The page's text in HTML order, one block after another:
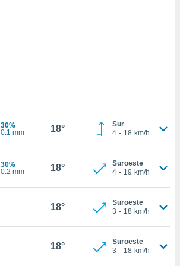
30%
0.1 mm
18°
Sur
4 - 18 km/h
30%
0.2 mm
18°
Suroeste
4 - 19 km/h
18°
Suroeste
3 - 18 km/h
18°
Suroeste
3 - 18 km/h